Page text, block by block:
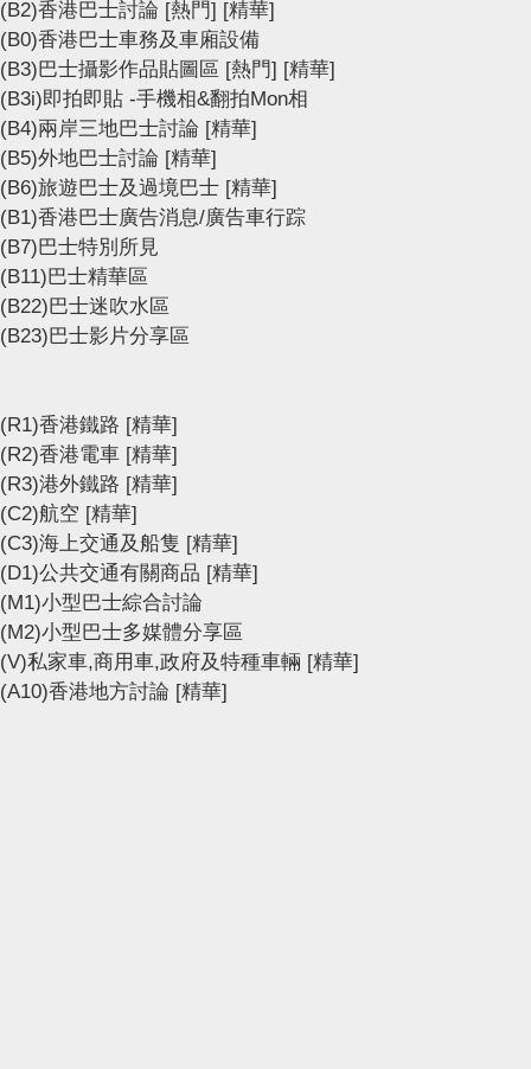
(B2)香港巴士討論 [熱門] [精華]
(B0)香港巴士車務及車廂設備
(B3)巴士攝影作品貼圖區 [熱門] [精華]
(B3i)即拍即貼 -手機相&翻拍Mon相
(B4)兩岸三地巴士討論 [精華]
(B5)外地巴士討論 [精華]
(B6)旅遊巴士及過境巴士 [精華]
(B1)香港巴士廣告消息/廣告車行踪
(B7)巴士特別所見
(B11)巴士精華區
(B22)巴士迷吹水區
(B23)巴士影片分享區
(R1)香港鐵路 [精華]
(R2)香港電車 [精華]
(R3)港外鐵路 [精華]
(C2)航空 [精華]
(C3)海上交通及船隻 [精華]
(D1)公共交通有關商品 [精華]
(M1)小型巴士綜合討論
(M2)小型巴士多媒體分享區
(V)私家車,商用車,政府及特種車輛 [精華]
(A10)香港地方討論 [精華]